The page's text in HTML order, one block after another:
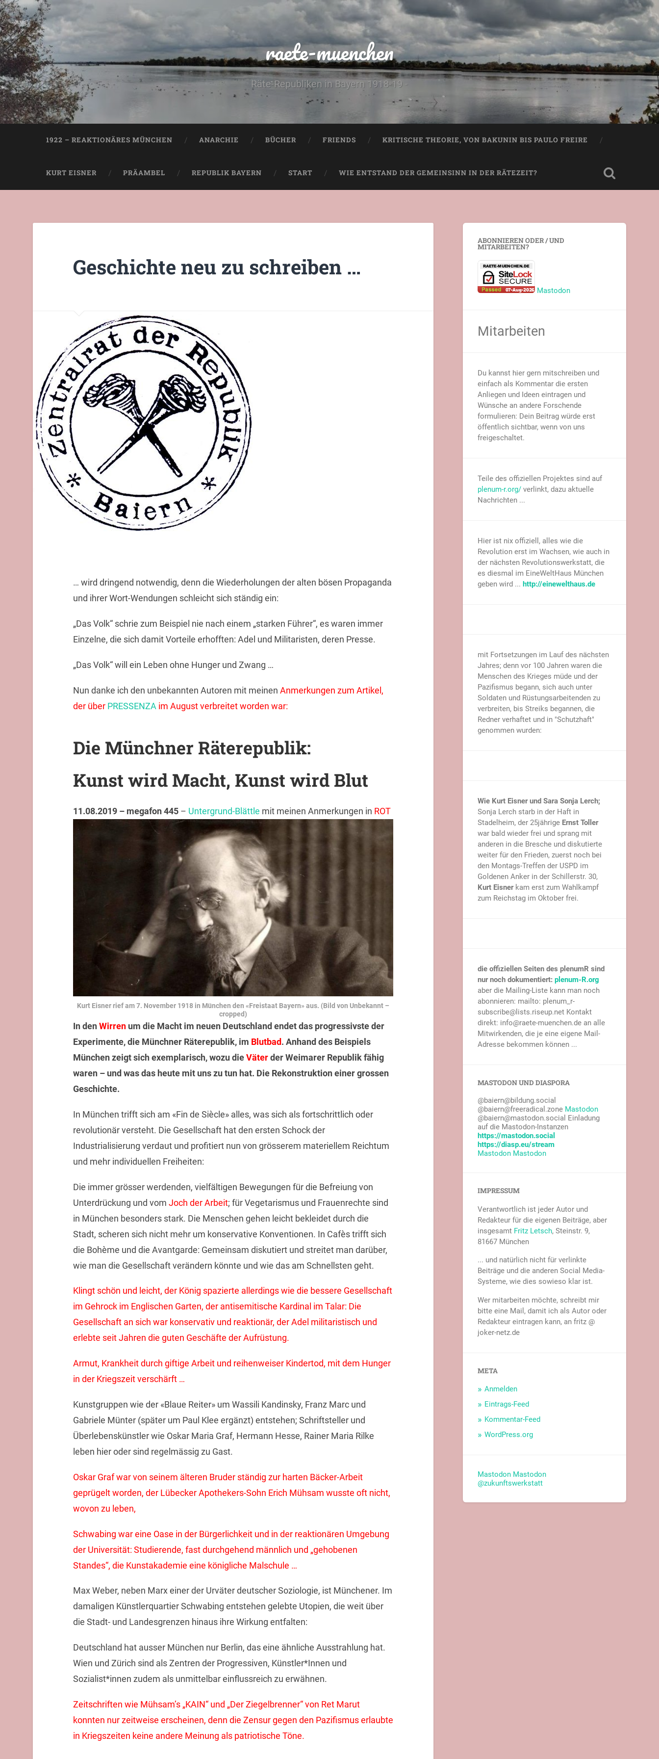
raete-muenchen
Räte-Republiken in Bayern 1918-19 -
1922 – REAKTIONÄRES MÜNCHEN ANARCHIE BÜCHER FRIENDS KRITISCHE THEORIE, VON BAKUNIN BIS PAULO FREIRE
KURT EISNER PRÄAMBEL REPUBLIK BAYERN START WIE ENTSTAND DER GEMEINSINN IN DER RÄTEZEIT?
Geschichte neu zu schreiben …
… wird dringend notwendig, denn die Wiederholungen der alten bösen Propaganda
und ihrer Wort-Wendungen schleicht sich ständig ein:
„Das Volk“ schrie zum Beispiel nie nach einem „starken Führer“, es waren immer
Einzelne, die sich damit Vorteile erhofften: Adel und Militaristen, deren Presse.
„Das Volk“ will ein Leben ohne Hunger und Zwang …
Nun danke ich den unbekannten Autoren mit meinen Anmerkungen zum Artikel,
der über PRESSENZA im August verbreitet worden war:
Die Münchner Räterepublik:
Kunst wird Macht, Kunst wird Blut
11.08.2019 – megafon 445 – Untergrund-Blättle mit meinen Anmerkungen in ROT
Kurt Eisner rief am 7. November 1918 in München den «Freistaat Bayern» aus. (Bild von Unbekannt –
cropped)
In denWirrenum die Macht im neuen Deutschland endet das progressivste der
Experimente, die Münchner Räterepublik, im Blutbad. Anhand des Beispiels
München zeigt sich exemplarisch, wozu dieVäterder Weimarer Republik fähig
waren – und was das heute mit uns zu tun hat. Die Rekonstruktion einer grossen
Geschichte.
In München trifft sich am «Fin de Siècle» alles, was sich als fortschrittlich oder
revolutionär versteht. Die Gesellschaft hat den ersten Schock der
Industrialisierung verdaut und profitiert nun von grösserem materiellem Reichtum
und mehr individuellen Freiheiten:
Die immer grösser werdenden, vielfältigen Bewegungen für die Befreiung von
Unterdrückung und vom Joch der Arbeit; für Vegetarismus und Frauenrechte sind
in München besonders stark. Die Menschen gehen leicht bekleidet durch die
Stadt, scheren sich nicht mehr um konservative Konventionen. In Cafès trifft sich
die Bohème und die Avantgarde: Gemeinsam diskutiert und streitet man darüber,
wie man die Gesellschaft verändern könnte und wie das am Schnellsten geht.
Klingt schön und leicht, der König spazierte allerdings wie die bessere Gesellschaft
im Gehrock im Englischen Garten, der antisemitische Kardinal im Talar: Die
Gesellschaft an sich war konservativ und reaktionär, der Adel militaristisch und
erlebte seit Jahren die guten Geschäfte der Aufrüstung.
Armut, Krankheit durch giftige Arbeit und reihenweiser Kindertod, mit dem Hunger
in der Kriegszeit verschärft …
Kunstgruppen wie der «Blaue Reiter» um Wassili Kandinsky, Franz Marc und
Gabriele Münter (später um Paul Klee ergänzt) entstehen; Schriftsteller und
Überlebenskünstler wie Oskar Maria Graf, Hermann Hesse, Rainer Maria Rilke
leben hier oder sind regelmässig zu Gast.
Oskar Graf war von seinem älteren Bruder ständig zur harten Bäcker-Arbeit
geprügelt worden, der Lübecker Apothekers-Sohn Erich Mühsam wusste oft nicht,
wovon zu leben,
Schwabing war eine Oase in der Bürgerlichkeit und in der reaktionären Umgebung
der Universität: Studierende, fast durchgehend männlich und „gehobenen
Standes“, die Kunstakademie eine königliche Malschule …
Max Weber, neben Marx einer der Urväter deutscher Soziologie, ist Münchener. Im
damaligen Künstlerquartier Schwabing entstehen gelebte Utopien, die weit über
die Stadt- und Landesgrenzen hinaus ihre Wirkung entfalten:
Deutschland hat ausser München nur Berlin, das eine ähnliche Ausstrahlung hat.
Wien und Zürich sind als Zentren der Progressiven, Künstler*Innen und
Sozialist*innen zudem als unmittelbar einflussreich zu erwähnen.
Zeitschriften wie Mühsam’s „KAIN“ und „Der Ziegelbrenner“ von Ret Marut
konnten nur zeitweise erscheinen, denn die Zensur gegen den Pazifismus erlaubte
in Kriegszeiten keine andere Meinung als patriotische Töne.
ABONNIEREN ODER / UND
MITARBEITEN?
Mastodon
Mitarbeiten
Du kannst hier gern mitschreiben und
einfach als Kommentar die ersten
Anliegen und Ideen eintragen und
Wünsche an andere Forschende
formulieren: Dein Beitrag würde erst
öffentlich sichtbar, wenn von uns
freigeschaltet.
Teile des offiziellen Projektes sind auf
plenum-r.org/ verlinkt, dazu aktuelle
Nachrichten ...
Hier ist nix offiziell, alles wie die
Revolution erst im Wachsen, wie auch in
der nächsten Revolutionswerkstatt, die
es diesmal im EineWeltHaus München
geben wird ...http://einewelthaus.de
mit Fortsetzungen im Lauf des nächsten
Jahres; denn vor 100 Jahren waren die
Menschen des Krieges müde und der
Pazifismus begann, sich auch unter
Soldaten und Rüstungsarbeitenden zu
verbreiten, bis Streiks begannen, die
Redner verhaftet und in "Schutzhaft"
genommen wurden:
Wie Kurt Eisner und Sara Sonja Lerch;
Sonja Lerch starb in der Haft in
Stadelheim, der 25jährige Ernst Toller
war bald wieder frei und sprang mit
anderen in die Bresche und diskutierte
weiter für den Frieden, zuerst noch bei
den Montags-Treffen der USPD im
Goldenen Anker in der Schillerstr. 30,
Kurt Eisner kam erst zum Wahlkampf
zum Reichstag im Oktober frei.
die offiziellen Seiten des plenumR sind
nur noch dokumentiert:plenum-R.org
aber die Mailing-Liste kann man noch
abonnieren: mailto: plenum_r-
subscribe@lists.riseup.net Kontakt
direkt: info@raete-muenchen.de an alle
Mitwirkenden, die je eine eigene Mail-
Adresse bekommen können ...
MASTODON UND DIASPORA
@baiern@bildung.social
@baiern@freeradical.zone Mastodon
@baiern@mastodon.social Einladung
auf die Mastodon-Instanzen
https://mastodon.social
https://diasp.eu/stream
Mastodon Mastodon
IMPRESSUM
Verantwortlich ist jeder Autor und
Redakteur für die eigenen Beiträge, aber
insgesamt Fritz Letsch, Steinstr. 9,
81667 München
... und natürlich nicht für verlinkte
Beiträge und die anderen Social Media-
Systeme, wie dies sowieso klar ist.
Wer mitarbeiten möchte, schreibt mir
bitte eine Mail, damit ich als Autor oder
Redakteur eintragen kann, an fritz @
joker-netz.de
META
Anmelden
Eintrags-Feed
Kommentar-Feed
WordPress.org
Mastodon Mastodon
@zukunftswerkstatt